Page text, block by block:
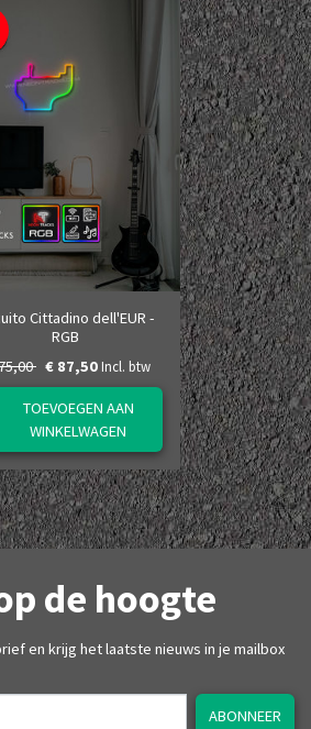
Cittadino dell'EUR -
RGB
€ 87,50 Incl. btw
TOEVOEGEN AAN
WINKELWAGEN
de hoogte
en krijg het laatste nieuws in je mailbox
ABONNEER